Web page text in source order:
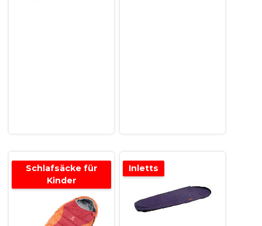
Schlafsäcke für
Kinder
Inletts